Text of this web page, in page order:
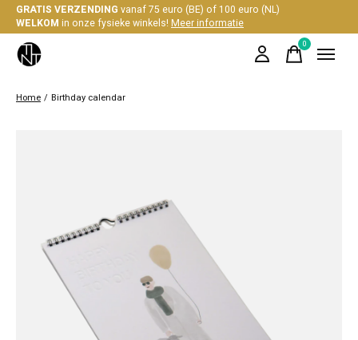
GRATIS VERZENDING vanaf 75 euro (BE) of 100 euro (NL)
WELKOM in onze fysieke winkels!Meer informatie
0items
Home / Birthday calendar